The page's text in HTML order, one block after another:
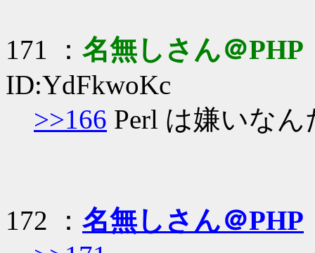
171 ： 名無しさん＠PHP
ID:YdFkwoKc
>>166 Perl は嫌いな
172 ： 名無しさん＠PHP